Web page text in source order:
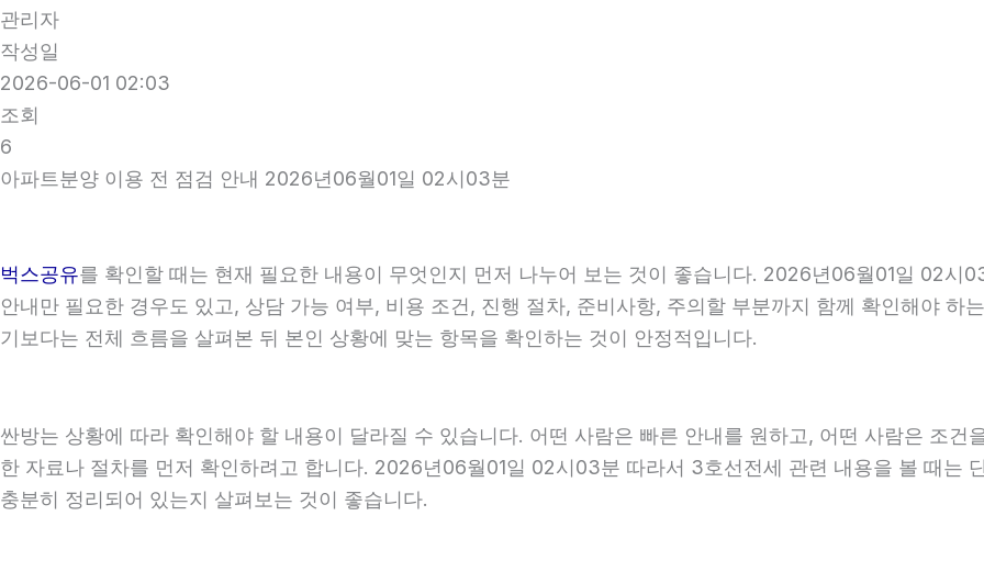
관리자
작성일
2026-06-01 02:03
조회
6
아파트분양 이용 전 점검 안내 2026년06월01일 02시03분
벅스공유를 확인할 때는 현재 필요한 내용이 무엇인지 먼저 나누어 보는 것이 좋습니다. 2026년06월01일 02시
안내만 필요한 경우도 있고, 상담 가능 여부, 비용 조건, 진행 절차, 준비사항, 주의할 부분까지 함께 확인해야 하
기보다는 전체 흐름을 살펴본 뒤 본인 상황에 맞는 항목을 확인하는 것이 안정적입니다.
싼방는 상황에 따라 확인해야 할 내용이 달라질 수 있습니다. 어떤 사람은 빠른 안내를 원하고, 어떤 사람은 조
한 자료나 절차를 먼저 확인하려고 합니다. 2026년06월01일 02시03분 따라서 3호선전세 관련 내용을 볼 때는
충분히 정리되어 있는지 살펴보는 것이 좋습니다.